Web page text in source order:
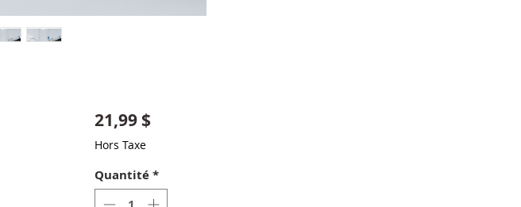
21,99 $Prix
Hors Taxe
Quantité*